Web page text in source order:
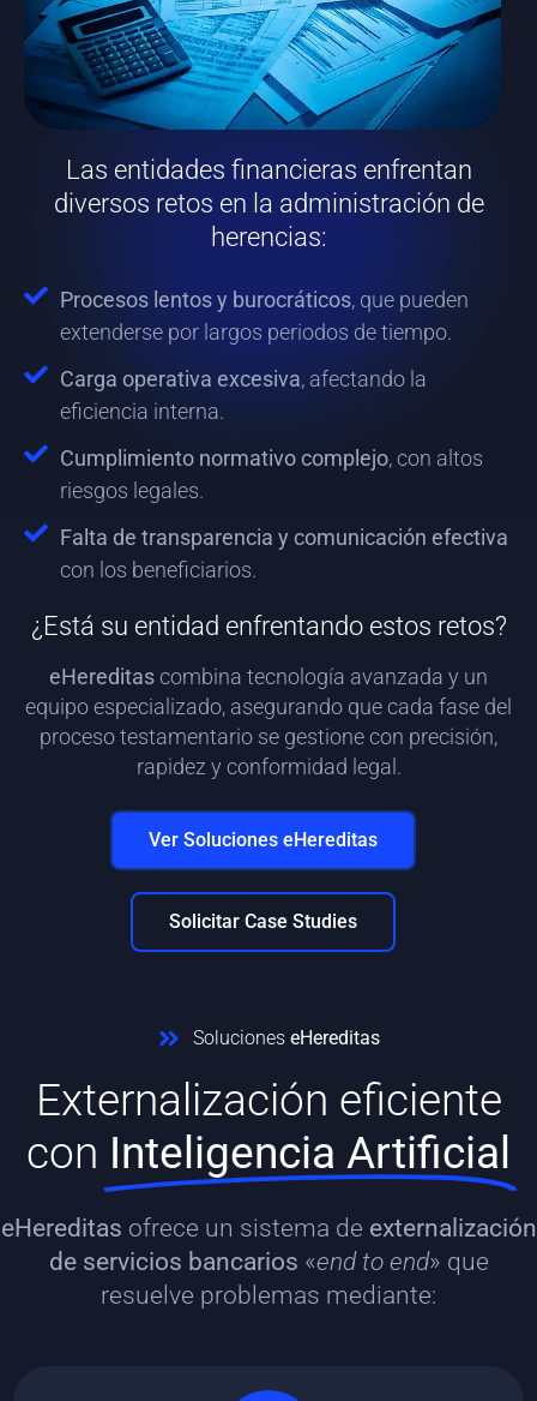
Las entidades financieras enfrentan
diversos retos en la administración de
herencias:
Procesos lentos y burocráticos, que pueden
extenderse por largos periodos de tiempo.
Carga operativa excesiva, afectando la
eficiencia interna.
Cumplimiento normativo complejo, con altos
riesgos legales.
Falta de transparencia y comunicación efectiva
con los beneficiarios.
¿Está su entidad enfrentando estos retos?
eHereditas combina tecnología avanzada y un
equipo especializado, asegurando que cada fase del
proceso testamentario se gestione con precisión,
rapidez y conformidad legal.
Ver Soluciones eHereditas
Solicitar Case Studies
Soluciones eHereditas
Externalización eficiente
con Inteligencia Artificial
eHereditas ofrece un sistema de externalización
de servicios bancarios «end to end» que
resuelve problemas mediante: